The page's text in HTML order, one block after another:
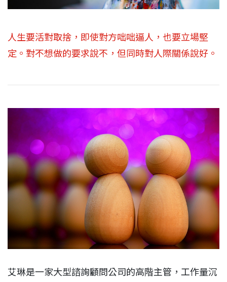
人生要活對取捨，即使對方咄咄逼人，也要立場堅
定。對不想做的要求說不，但同時對人際關係說好。
艾琳是一家大型諮詢顧問公司的高階主管，工作量沉